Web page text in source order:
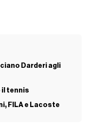
Darderi agli
il tennis
FILA e Lacoste